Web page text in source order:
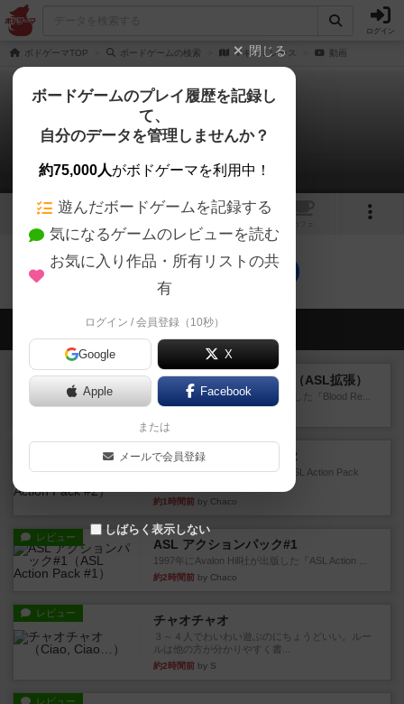
ログイン
ボドゲーマTOP ボードゲームの検索 マギ・ミレース 動画
マギ・ミレース
0件の動画
1
マギ・ミレースのトップに戻る
会員の新しい投稿
レビュー
ブラッドリーフ：タラワ（ASL拡張）
1996年にHeat of Battle社が出版した『Blood Re...
ASL アクションパック#2
1999年にMMP社が出版した『ASL Action Pack
約1時間前 by Chaco
レビュー ASL アクションパック#1
1997年にAvalon Hill社が出版した『ASL Action ...
約2時間前 by Chaco
レビュー チャオチャオ
３～４人でわいわい遊ぶのにちょうどいい。ルー
ルは他の方が分かりやすく書...
約2時間前 by S
レビュー
閉じる
ボードゲームのプレイ履歴を記録し
て、
自分のデータを管理しませんか？
約75,000人がボドゲーマを利用中！
遊んだボードゲームを記録する
気になるゲームのレビューを読む
お気に入り作品・所有リストの共
有
ログイン / 会員登録（10秒）
Google X
Apple Facebook
または
メールで会員登録
しばらく表示しない